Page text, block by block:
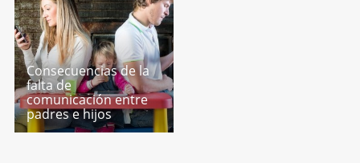
Consecuencias de la
falta de
comunicación entre
padres e hijos